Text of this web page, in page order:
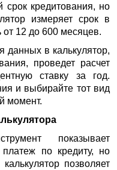
кредитования, но
измеряет срок в
12 до 600 месяцев.
данных в калькулятор,
проведет расчет
ставку за год.
и выбирайте тот вид
момент.
показывает
по кредиту, но
позволяет